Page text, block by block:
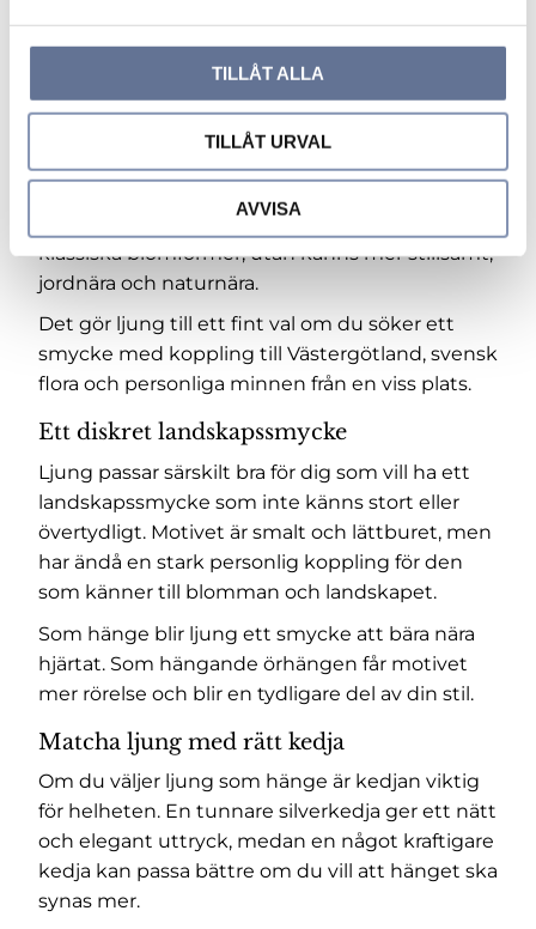
TILLÅT ALLA
TILLÅT URVAL
AVVISA
den som har en personlig koppling till
blomman eller landskapet.
Ljung, hedmark och naturkänsla
Ljung som smycke har en tydlig känsla av
Motivet är inte lika romantiskt som vissa
klassiska blomformer, utan känns mer stillsamt,
jordnära och naturnära.
Det gör ljung till ett fint val om du söker ett
smycke med koppling till Västergötland, svensk
flora och personliga minnen från en viss plats.
Ett diskret landskapssmycke
Ljung passar särskilt bra för dig som vill ha ett
landskapssmycke som inte känns stort eller
övertydligt. Motivet är smalt och lättburet, men
har ändå en stark personlig koppling för den
som känner till blomman och landskapet.
Som hänge blir ljung ett smycke att bära nära
hjärtat. Som hängande örhängen får motivet
mer rörelse och blir en tydligare del av din stil.
Matcha ljung med rätt kedja
Om du väljer ljung som hänge är kedjan viktig
för helheten. En tunnare silverkedja ger ett nätt
och elegant uttryck, medan en något kraftigare
kedja kan passa bättre om du vill att hänget ska
synas mer.